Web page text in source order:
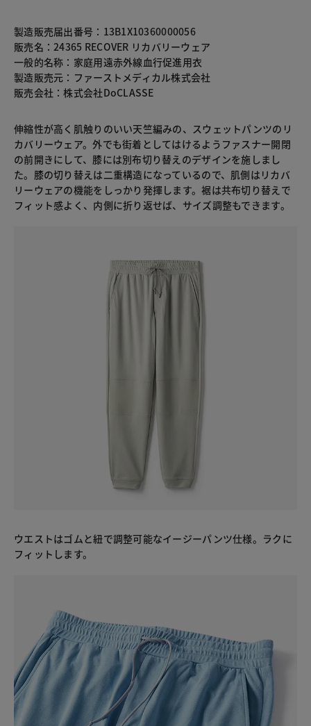
製造販売届出番号：13B1X10360000056
販売名：24365 RECOVER リカバリーウェア
一般的名称：家庭用遠赤外線血行促進用衣
製造販売元：ファーストメディカル株式会社
販売会社：株式会社DoCLASSE
伸縮性が高く肌触りのいい天竺編みの、スウェットパンツのリ
カバリーウェア。外でも街着としてはけるようファスナー開閉
の前開きにして、膝には別布切り替えのデザインを施しまし
た。膝の切り替えは二重構造になっているので、肌側はリカバ
リーウェアの機能をしっかり発揮します。裾は共布切り替えで
フィット感よく、内側に折り返せば、サイズ調整もできます。
ウエストはゴムと紐で調整可能なイージーパンツ仕様。ラクに
フィットします。